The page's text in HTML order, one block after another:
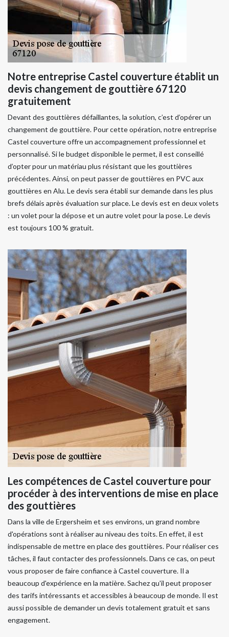
Notre entreprise Castel couverture établit un
devis changement de gouttière 67120
gratuitement
Devant des gouttières défaillantes, la solution, c’est d’opérer un
changement de gouttière. Pour cette opération, notre entreprise
Castel couverture offre un accompagnement professionnel et
personnalisé. Si le budget disponible le permet, il est conseillé
d’opter pour un matériau plus résistant que les gouttières
précédentes. Ainsi, on peut passer de gouttières en PVC aux
gouttières en Alu. Le devis sera établi sur demande dans les plus
brefs délais après évaluation sur place. Le devis est en deux volets
: un volet pour la dépose et un autre volet pour la pose. Le devis
est toujours 100 % gratuit.
Les compétences de Castel couverture pour
procéder à des interventions de mise en place
des gouttières
Dans la ville de Ergersheim et ses environs, un grand nombre
d'opérations sont à réaliser au niveau des toits. En effet, il est
indispensable de mettre en place des gouttières. Pour réaliser ces
tâches, il faut contacter des professionnels. Dans ce cas, on peut
vous proposer de faire confiance à Castel couverture. Il a
beaucoup d'expérience en la matière. Sachez qu'il peut proposer
des tarifs intéressants et accessibles à beaucoup de monde. Il est
aussi possible de demander un devis totalement gratuit et sans
engagement.